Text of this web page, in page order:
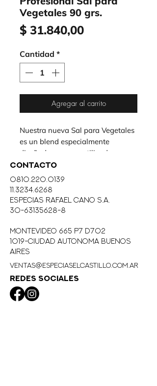
Vegetales 90 grs.
$ 31.840,00Precio
Cantidad *
Agregar al carrito
Nuestra nueva Sal para Vegetales
es un blend especialmente
diseñado para ser utilizado en
preparaciones que contengan
vegetales.
Esta Sal es perfecta para
acompañar tus verduras tanto
crudas como grilladas o hervidas.
CONTACTO
0810.220.0139
11.3234.6268
eSPECIAS RAFAEL CANO S.A.
30-63135628-8
MONTEVIDEO 665 P7 D702
1019-CIUDAD AUTONOMA BUENOS
AIRES
ventas@especiaselcastillo.com.ar
REDES SOCIALES